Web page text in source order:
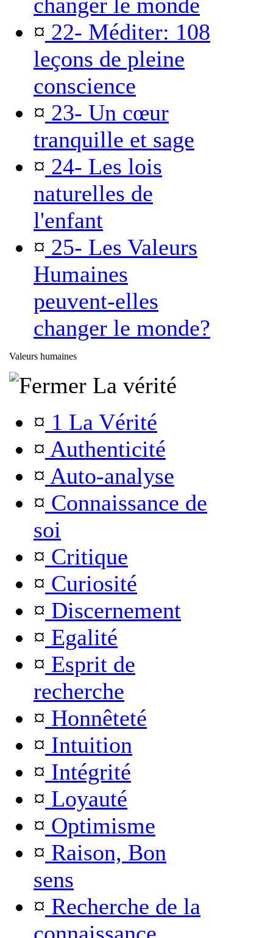
¤ 22- Méditer: 108
leçons de pleine
conscience
¤ 23- Un cœur
tranquille et sage
¤ 24- Les lois
naturelles de
l'enfant
¤ 25- Les Valeurs
Humaines
peuvent-elles
changer le monde?
Valeurs humaines
La vérité
¤ 1 La Vérité
¤ Authenticité
¤ Auto-analyse
¤ Connaissance de
soi
¤ Critique
¤ Curiosité
¤ Discernement
¤ Egalité
¤ Esprit de
recherche
¤ Honnêteté
¤ Intuition
¤ Intégrité
¤ Loyauté
¤ Optimisme
¤ Raison, Bon
sens
¤ Recherche de la